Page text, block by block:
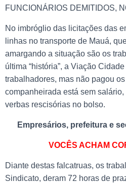
FUNCIONÁRIOS DEMITIDOS,
No imbróglio das licitações das
linhas no transporte de Mauá,
amargando a situação são os
última “história”, a Viação
trabalhadores, mas não pagou
companheirada está sem
verbas rescisórias no bolso.
Empresários, prefeitura e
VOCÊS ACHAM
Diante destas falcatruas, os
Sindicato, deram 72 horas de